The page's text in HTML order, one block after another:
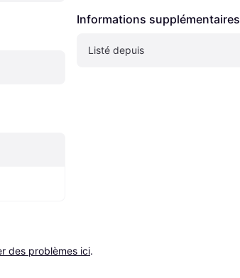
Informations supplémentaires
Listé depuis
des problèmes ici.